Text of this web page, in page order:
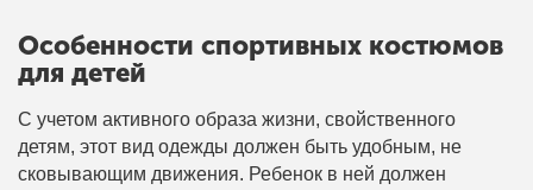
Особенности спортивных костюмов
для детей
С учетом активного образа жизни, свойственного
детям, этот вид одежды должен быть удобным, не
сковывающим движения. Ребенок в ней должен